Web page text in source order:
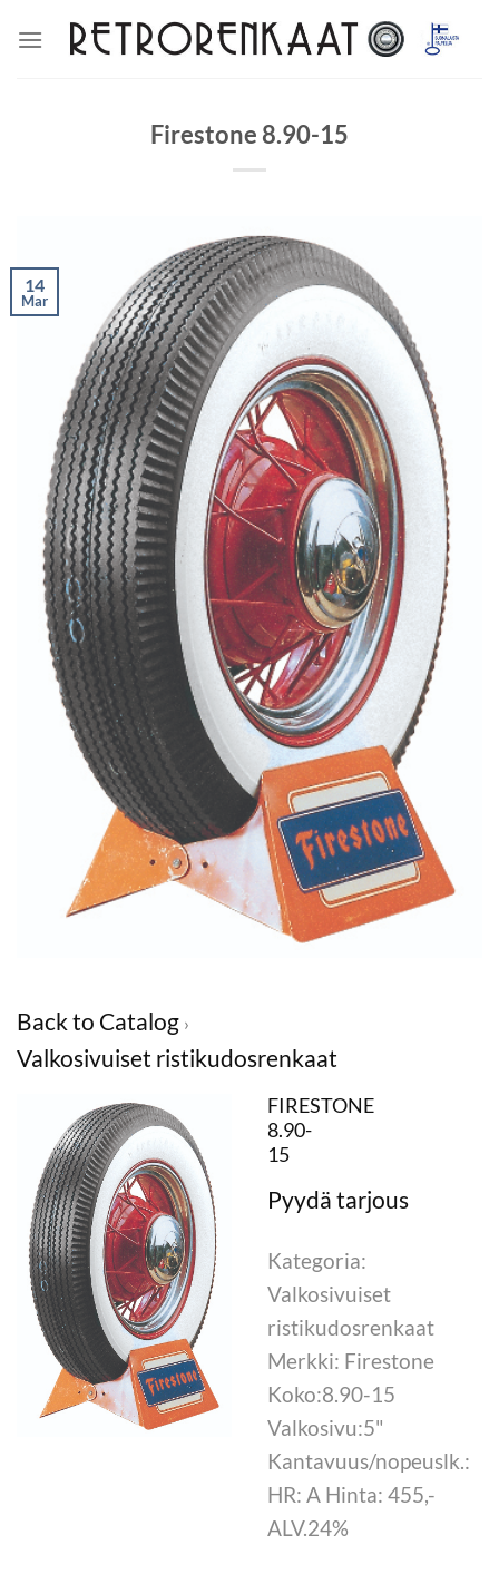
Firestone 8.90-15
14
Mar
Back to Catalog
Valkosivuiset ristikudosrenkaat
FIRESTONE
8.90-
15
Kategoria:
Valkosivuiset
ristikudosrenkaat
Merkki: Firestone
Koko:8.90-15
Valkosivu:5"
Kantavuus/nopeuslk.:
HR: A Hinta: 455,-
ALV.24%